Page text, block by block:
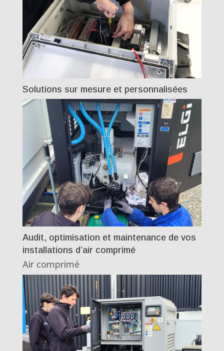
Solutions sur mesure et personnalisées
Audit, optimisation et maintenance de vos
installations d’air comprimé
Air comprimé